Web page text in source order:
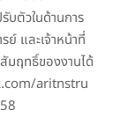
บตัวในด้านการ
และเจ้าหน้าที่
มฤทธิ์ของงานได้
aritnstru